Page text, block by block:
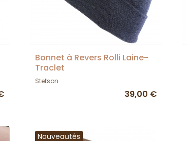
Bonnet à Revers Rolli Laine-
Traclet
Stetson
39,00 €
Nouveautés